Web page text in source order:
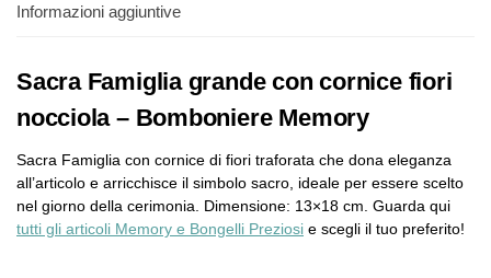
Informazioni aggiuntive
Sacra Famiglia grande con cornice fiori
nocciola – Bomboniere Memory
Sacra Famiglia con cornice di fiori traforata che dona eleganza
all’articolo e arricchisce il simbolo sacro, ideale per essere scelto
nel giorno della cerimonia. Dimensione: 13×18 cm. Guarda qui
tutti gli articoli Memory e Bongelli Preziosi e scegli il tuo preferito!